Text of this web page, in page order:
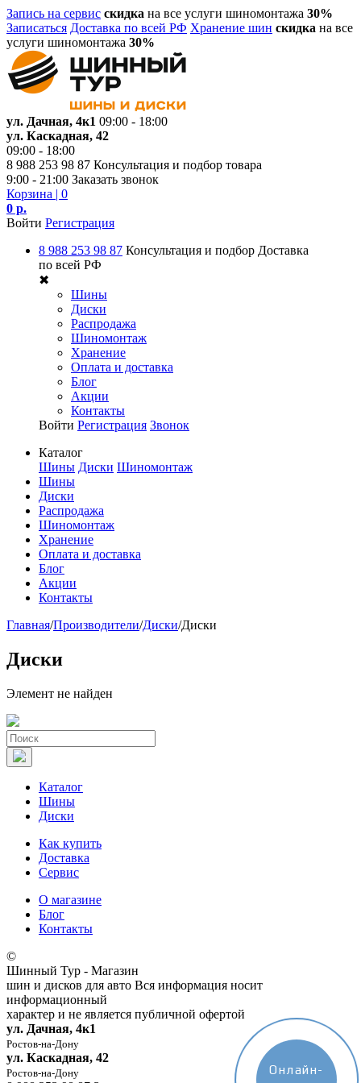
Запись на сервис скидка на все услуги шиномонтажа 30%
Записаться Доставка по всей РФ Хранение шин скидка на все
услуги шиномонтажа 30%
ул. Дачная, 4к1 09:00 - 18:00
ул. Каскадная, 42
09:00 - 18:00
8 988 253 98 87 Консультация и подбор товара
9:00 - 21:00 Заказать звонок
Корзина | 0
0 р.
Войти Регистрация
8 988 253 98 87 Консультация и подбор Доставка
по всей РФ
✖
Шины
Диски
Распродажа
Шиномонтаж
Хранение
Оплата и доставка
Блог
Акции
Контакты
Войти Регистрация Звонок
Каталог
Шины Диски Шиномонтаж
Шины
Диски
Распродажа
Шиномонтаж
Хранение
Оплата и доставка
Блог
Акции
Контакты
Главная/Производители/Диски/Диски
Диски
Элемент не найден
Каталог
Шины
Диски
Как купить
Доставка
Сервис
О магазине
Блог
Контакты
©
Шинный Тур - Магазин
шин и дисков для авто Вся информация носит
информационный
характер и не является публичной офертой
ул. Дачная, 4к1
Ростов-на-Дону
ул. Каскадная, 42
Ростов-на-Дону Онлайн-